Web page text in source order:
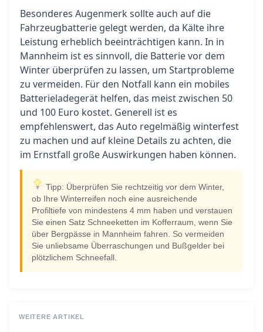
Besonderes Augenmerk sollte auch auf die
Fahrzeugbatterie gelegt werden, da Kälte ihre
Leistung erheblich beeinträchtigen kann. In in
Mannheim ist es sinnvoll, die Batterie vor dem
Winter überprüfen zu lassen, um Startprobleme
zu vermeiden. Für den Notfall kann ein mobiles
Batterieladegerät helfen, das meist zwischen 50
und 100 Euro kostet. Generell ist es
empfehlenswert, das Auto regelmäßig winterfest
zu machen und auf kleine Details zu achten, die
im Ernstfall große Auswirkungen haben können.
Tipp: Überprüfen Sie rechtzeitig vor dem Winter,
ob Ihre Winterreifen noch eine ausreichende
Profiltiefe von mindestens 4 mm haben und verstauen
Sie einen Satz Schneeketten im Kofferraum, wenn Sie
über Bergpässe in Mannheim fahren. So vermeiden
Sie unliebsame Überraschungen und Bußgelder bei
plötzlichem Schneefall.
WEITERE ARTIKEL